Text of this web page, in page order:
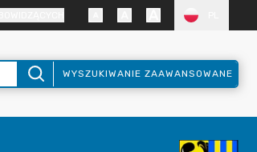
WYSZUKIWANIE ZAAWANSOWANE